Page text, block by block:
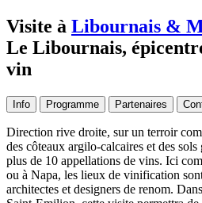
Visite à Libournais &
Le Libournais,
vin
Info Programme Partenaires
Direction rive droite, sur un terroir
des côteaux argilo-calcaires et des
plus de 10 appellations de vins. Ici
ou à Napa, les lieux de vinification
architectes et designers de renom.